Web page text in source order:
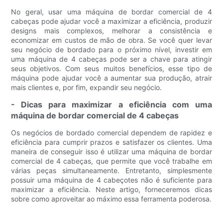
No geral, usar uma máquina de bordar comercial de 4
cabeças pode ajudar você a maximizar a eficiência, produzir
designs mais complexos, melhorar a consistência e
economizar em custos de mão de obra. Se você quer levar
seu negócio de bordado para o próximo nível, investir em
uma máquina de 4 cabeças pode ser a chave para atingir
seus objetivos. Com seus muitos benefícios, esse tipo de
máquina pode ajudar você a aumentar sua produção, atrair
mais clientes e, por fim, expandir seu negócio.
- Dicas para maximizar a eficiência com uma
máquina de bordar comercial de 4 cabeças
Os negócios de bordado comercial dependem de rapidez e
eficiência para cumprir prazos e satisfazer os clientes. Uma
maneira de conseguir isso é utilizar uma máquina de bordar
comercial de 4 cabeças, que permite que você trabalhe em
várias peças simultaneamente. Entretanto, simplesmente
possuir uma máquina de 4 cabeçotes não é suficiente para
maximizar a eficiência. Neste artigo, forneceremos dicas
sobre como aproveitar ao máximo essa ferramenta poderosa.